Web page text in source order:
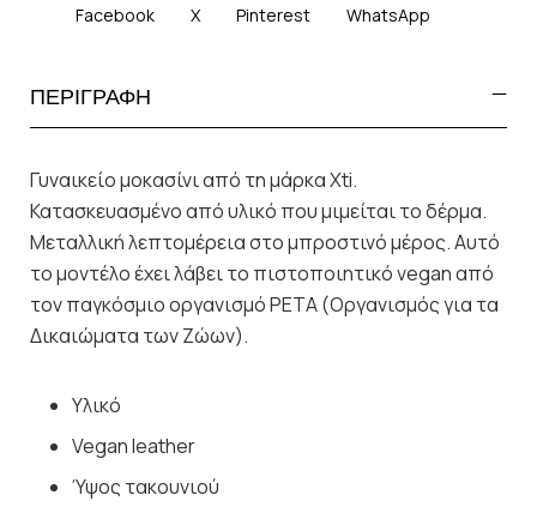
Facebook X Pinterest WhatsApp
ΠΕΡΙΓΡΑΦΗ
Γυναικείο μοκασίνι από τη μάρκα Xti.
Κατασκευασμένο από υλικό που μιμείται το δέρμα.
Μεταλλική λεπτομέρεια στο μπροστινό μέρος. Αυτό
το μοντέλο έχει λάβει το πιστοποιητικό vegan από
τον παγκόσμιο οργανισμό PETA (Οργανισμός για τα
Δικαιώματα των Ζώων).
Υλικό
Vegan leather
Ύψος τακουνιού